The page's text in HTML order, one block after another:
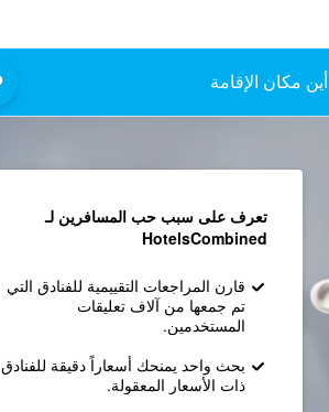
أين مكان الإقامة
تعرف على سبب حب المسافرين لـ
HotelsCombined
قارن المراجعات التقييمية للفنادق التي
تم جمعها من آلاف تعليقات
المستخدمين.
بحث واحد يمنحك أسعاراً دقيقة للفنادق
ذات الأسعار المعقولة.